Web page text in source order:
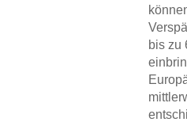
bis zu